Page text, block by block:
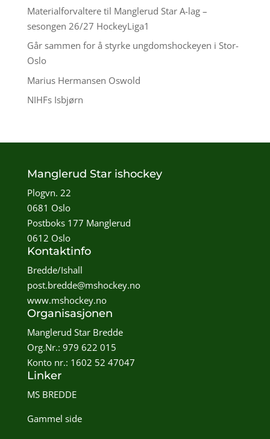
Materialforvaltere til Manglerud Star A-lag –
sesongen 26/27 HockeyLiga1
Går sammen for å styrke ungdomshockeyen i Stor-
Oslo
Marius Hermansen Oswold
NIHFs Isbjørn
Manglerud Star ishockey
Plogvn. 22
0681 Oslo
Postboks 177 Manglerud
0612 Oslo
Kontaktinfo
Bredde/Ishall
post.bredde@mshockey.no
www.mshockey.no
Organisasjonen
Manglerud Star Bredde
Org.Nr.: 979 622 015
Konto nr.: 1602 52 47047
Linker
MS BREDDE
Gammel side